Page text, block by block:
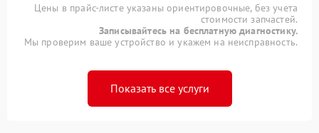
Цены в прайс-листе указаны ориентировочные, без учета
стоимости запчастей.
Записывайтесь на бесплатную диагностику.
Мы проверим ваше устройство и укажем на неисправность.
Показать все услуги